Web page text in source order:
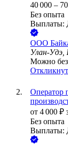
40 000 –
Без опыта
Выплаты:
ООО
Улан-Удэ,
Можно
Оператор
от 4 000 ₽
Без опыта
Выплаты: